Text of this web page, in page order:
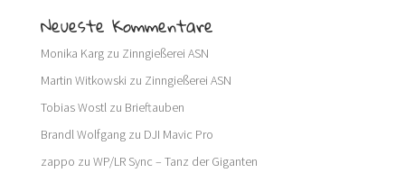
Neueste Kommentare
Monika Kargzu Zinngießerei ASN
Martin Witkowski zu Zinngießerei ASN
Tobias Wostlzu Brieftauben
Brandl Wolfgangzu DJI Mavic Pro
zappo zu WP/LR Sync – Tanz der Giganten